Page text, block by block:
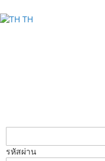
TH
รหัสผ่าน